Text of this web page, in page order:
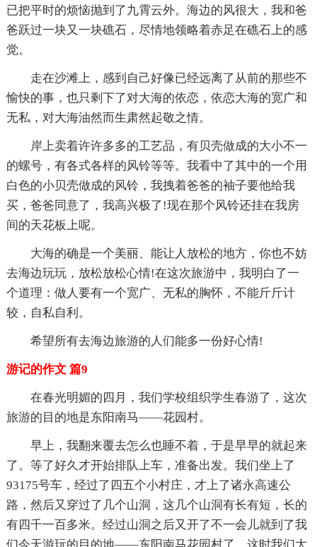
已把平时的烦恼抛到了九霄云外。海边的风很大，我和爸
爸跃过一块又一块礁石，尽情地领略着赤足在礁石上的感
觉。
走在沙滩上，感到自己好像已经远离了从前的那些不
愉快的事，也只剩下了对大海的依恋，依恋大海的宽广和
无私，对大海油然而生肃然起敬之情。
岸上卖着许许多多的工艺品，有贝壳做成的大小不一
的螺号，有各式各样的风铃等等。我看中了其中的一个用
白色的小贝壳做成的风铃，我拽着爸爸的袖子要他给我
买，爸爸同意了，我高兴极了!现在那个风铃还挂在我房
间的天花板上呢。
大海的确是一个美丽、能让人放松的地方，你也不妨
去海边玩玩，放松放松心情!在这次旅游中，我明白了一
个道理：做人要有一个宽广、无私的胸怀，不能斤斤计
较，自私自利。
希望所有去海边旅游的人们能多一份好心情!
游记的作文 篇9
在春光明媚的四月，我们学校组织学生春游了，这次
旅游的目的地是东阳南马——花园村。
早上，我翻来覆去怎么也睡不着，于是早早的就起来
了。等了好久才开始排队上车，准备出发。我们坐上了
93175号车，经过了四五个小村庄，才上了诸永高速公
路，然后又穿过了几个山洞，这几个山洞有长有短，长的
有四千一百多米。经过山洞之后又开了不一会儿就到了我